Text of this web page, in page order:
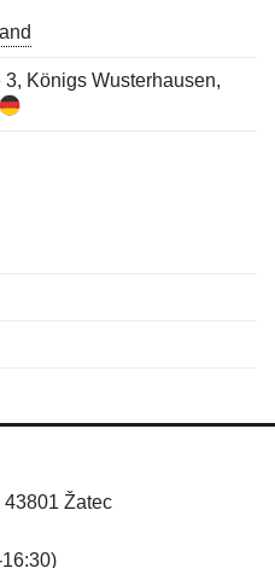
3, Königs Wusterhausen,
43801 Žatec